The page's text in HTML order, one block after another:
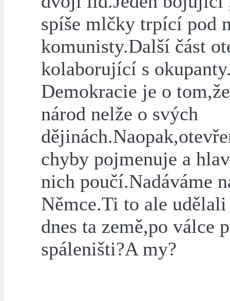
spíše mlčky trpící pod
komunisty.Další část
kolaborující s
Demokracie je o
národ nelže o svých
chyby pojmenuje a
nich poučí.Nadáváme
Němce.Ti to ale
dnes ta země,po válce
spáleništi?A my?